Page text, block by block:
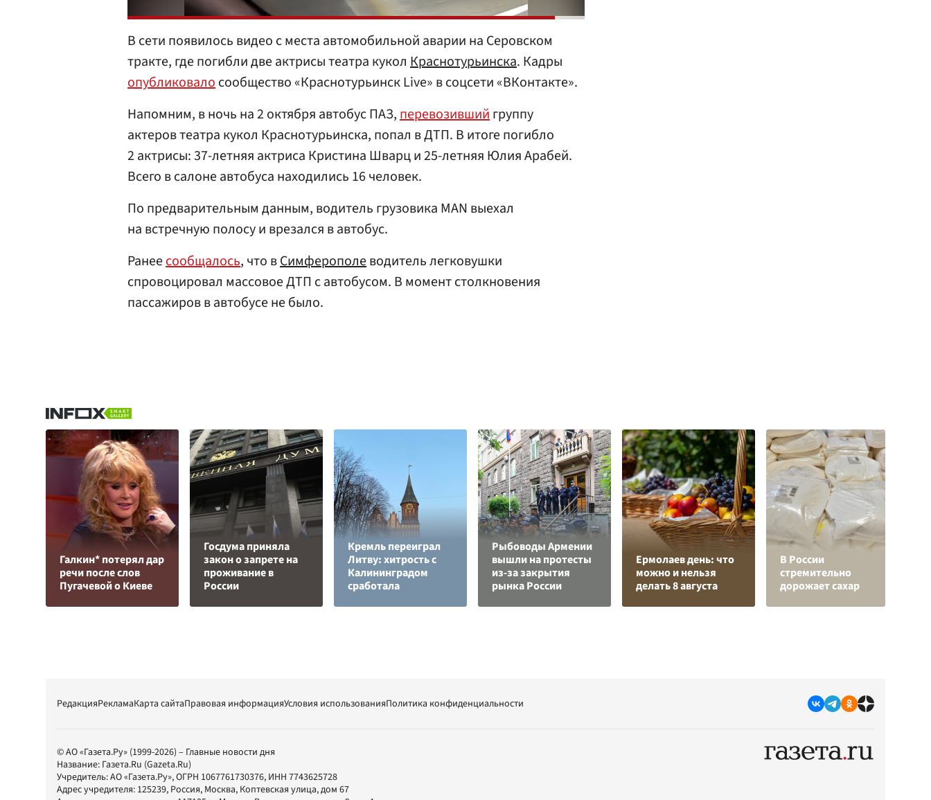
В cети появилось видео с места автомобильной аварии на Серовском
тракте, где погибли две актрисы театра кукол Краснотурьинска. Кадры
опубликовалосообщество «Краснотурьинск Live» в соцсети «ВКонтакте».
Напомним, в ночь на 2 октября автобус ПАЗ,перевозившийгруппу
актеров театра кукол Краснотурьинска, попал в ДТП. В итоге погибло
2 актрисы: 37-летняя актриса Кристина Шварц и 25-летняя Юлия Арабей.
Всего в салоне автобуса находились 16 человек.
По предварительным данным, водитель грузовика MAN выехал
на встречную полосу и врезался в автобус.
Ранеесообщалось, что вСимферополеводитель легковушки
спровоцировал массовое ДТП с автобусом. В момент столкновения
пассажиров в автобусе не было.
Галкин* потерял дар
речи после слов
Пугачевой о Киеве
Госдума приняла
закон о запрете на
проживание в
России
Кремль переиграл
Литву: хитрость с
Калининградом
сработала
Рыбоводы Армении
вышли на протесты
из-за закрытия
рынка России
Ермолаев день: что
можно и нельзя
делать 8 августа
В России
стремительно
дорожает сахар
РедакцияРекламаКарта сайтаПравовая информацияУсловия использованияПолитика конфиденциальности
© АО «Газета.Ру» (1999-2026) – Главные новости дня
Название: Газета.Ru (Gazeta.Ru)
Учредитель:АО «Газета.Ру», ОГРН 1067761730376, ИНН 7743625728
Адрес учредителя: 125239, Россия, Москва, Коптевская улица, дом 67